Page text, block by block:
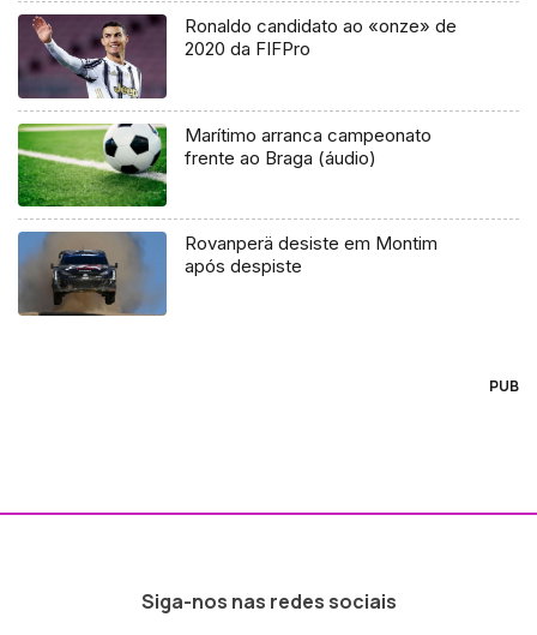
Ronaldo candidato ao «onze» de
2020 da FIFPro
Marítimo arranca campeonato
frente ao Braga (áudio)
Rovanperä desiste em Montim
após despiste
PUB
Siga-nos nas redes sociais